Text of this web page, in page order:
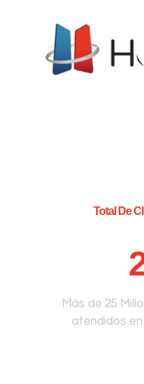
Total De
Más de 25
atendidos